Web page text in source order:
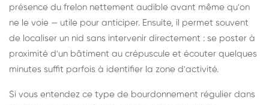
présence du frelon nettement audible avant même qu'on
ne le voie — utile pour anticiper. Ensuite, il permet souvent
de localiser un nid sans intervenir directement : se poster à
proximité d'un bâtiment au crépuscule et écouter quelques
minutes suffit parfois à identifier la zone d'activité.
Si vous entendez ce type de bourdonnement régulier dans